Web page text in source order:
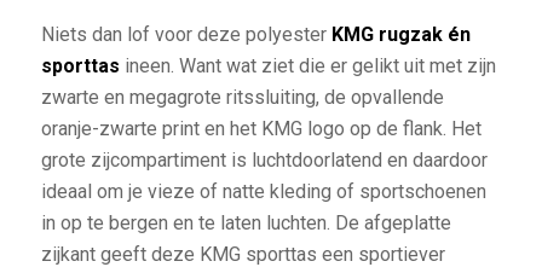
Niets dan lof voor deze polyester KMG rugzak én
sporttas ineen. Want wat ziet die er gelikt uit met zijn
zwarte en megagrote ritssluiting, de opvallende
oranje-zwarte print en het KMG logo op de flank. Het
grote zijcompartiment is luchtdoorlatend en daardoor
ideaal om je vieze of natte kleding of sportschoenen
in op te bergen en te laten luchten. De afgeplatte
zijkant geeft deze KMG sporttas een sportiever